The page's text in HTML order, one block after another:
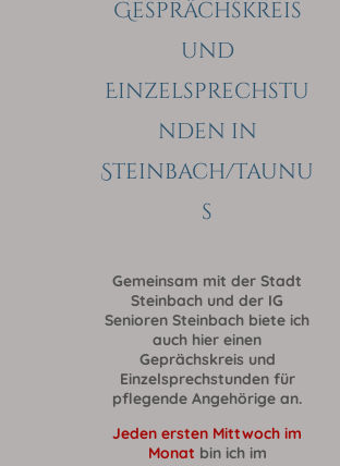
Gesprächskreis
und
Einzelsprechstu
nden in
Steinbach/Taunu
s
Gemeinsam mit der Stadt
Steinbach und der IG
Senioren Steinbach biete ich
auch hier einen
Geprächskreis und
Einzelsprechstunden für
pflegende Angehörige an.
Jeden ersten Mittwoch im
Monat bin ich im